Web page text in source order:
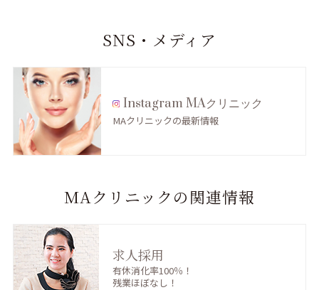
SNS・メディア
Instagram MAクリニック
MAクリニックの最新情報
MAクリニックの関連情報
求人採用
有休消化率100％！
残業ほぼなし！